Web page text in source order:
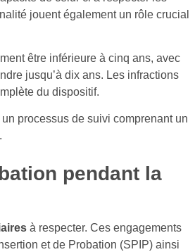
jouent également un rôle crucial
être inférieure à cinq ans, avec
jusqu’à dix ans. Les infractions
du dispositif.
processus de suivi comprenant un
pendant la
à respecter. Ces engagements
et de Probation (SPIP) ainsi